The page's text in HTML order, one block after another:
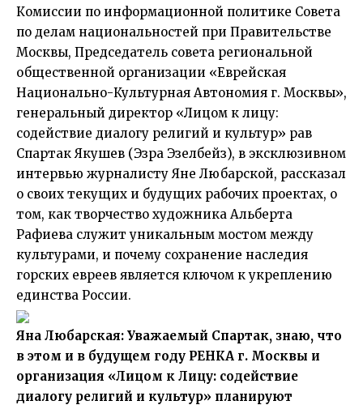
Комиссии по информационной политике Совета
по делам национальностей при Правительстве
Москвы, Председатель совета региональной
общественной организации «Еврейская
Национально-Культурная Автономия г. Москвы»,
генеральный директор «Лицом к лицу:
содействие диалогу религий и культур» рав
Спартак Якушев (Эзра Эзелбейз), в эксклюзивном
интервью журнaлисту Яне Любaрской, рассказал
о своих текущих и будущих рабочих проектах, о
том, как творчество художника Альберта
Рафиева служит уникальным мостом между
культурами, и почему сохранение наследия
горских евреев является ключом к укреплению
единства России.
Яна Любарская: Уважаемый Спартак, знаю, что
в этом и в будущем году РЕНКА г. Москвы и
организация «Лицом к Лицу: содействие
диалогу религий и культур» планируют